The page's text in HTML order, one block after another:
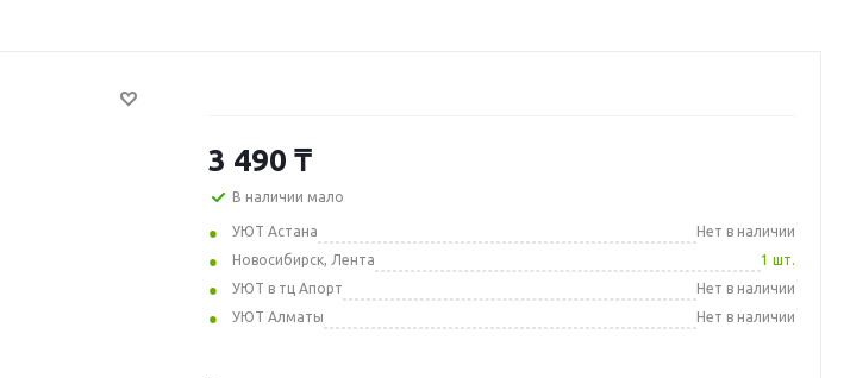
3 490 ₸
В наличии мало
УЮТ Астана
Нет в наличии
Новосибирск, Лента
1 шт.
УЮТ в тц Апорт
Нет в наличии
УЮТ Алматы
Нет в наличии